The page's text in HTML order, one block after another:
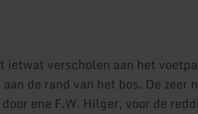
verscholen aan het
de rand van het bos. De zeer
ene F.W. Hilger, voor de